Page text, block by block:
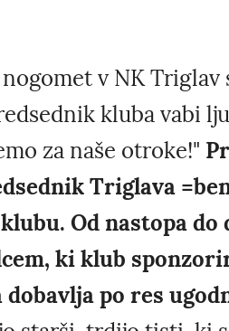
v NK Triglav
kluba vabi
za naše otroke!"
Triglava
Od nastopa do
ki klub
po res